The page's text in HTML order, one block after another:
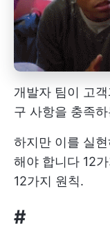
개발자 팀이 고
구 사항을 충족
하지만 이를 실현
해야 합니다 12
12가지 원칙.
#